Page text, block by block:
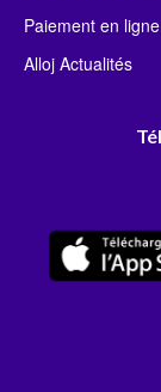
Paiement en ligne
Alloj Actualités